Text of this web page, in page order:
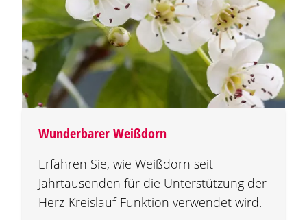
Wunderbarer Weißdorn
Erfahren Sie, wie Weißdorn seit
Jahrtausenden für die Unterstützung der
Herz-Kreislauf-Funktion verwendet wird.